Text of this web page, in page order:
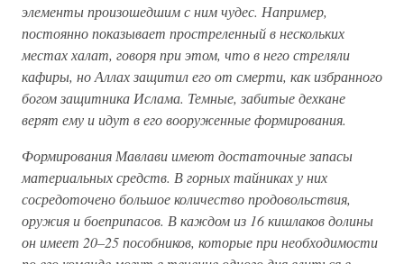
элементы произошедшим с ним чудес. Например,
постоянно показывает простреленный в нескольких
местах халат, говоря при этом, что в него стреляли
кафиры, но Аллах защитил его от смерти, как избранного
богом защитника Ислама. Темные, забитые дехкане
верят ему и идут в его вооруженные формирования.
Формирования Мавлави имеют достаточные запасы
материальных средств. В горных тайниках у них
сосредоточено большое количество продовольствия,
оружия и боеприпасов. В каждом из 16 кишлаков долины
он имеет 20–25 пособников, которые при необходимости